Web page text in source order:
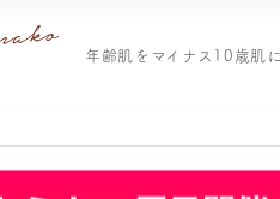
年齢肌をマイナス10歳肌